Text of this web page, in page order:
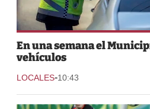
En una semana el
vehículos
LOCALES-10:43